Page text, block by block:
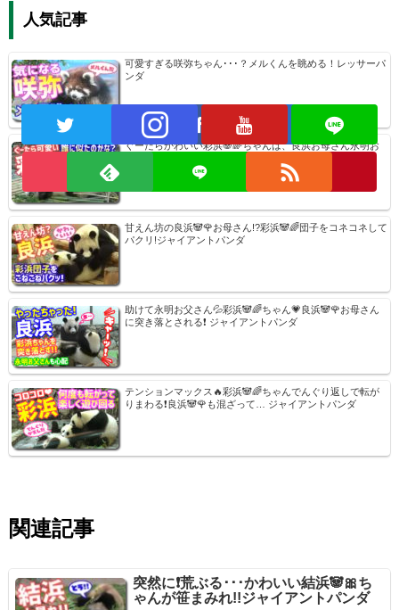
人気記事
可愛すぎる咲弥ちゃん･･･？メルくんを眺める！レッサーパ
ンダ
ぐーたらかわいい彩浜🐼🌈ちゃんは、良浜お母さん永明お
父さんどちらにもソックリ♪ジャイアントパンダ
甘えん坊の良浜🐼🌹お母さん!?彩浜🐼🌈団子をコネコネして
パクリ!ジャイアントパンダ
助けて永明お父さん💦彩浜🐼🌈ちゃん💗良浜🐼🌹お母さん
に突き落とされる❗ ジャイアントパンダ
テンションマックス🔥彩浜🐼🌈ちゃんでんぐり返しで転が
りまわる❗良浜🐼🌹も混ざって… ジャイアントパンダ
関連記事
突然に❗荒ぶる･･･かわいい結浜🐼🎀ち
ゃんが笹まみれ!!ジャイアントパンダ